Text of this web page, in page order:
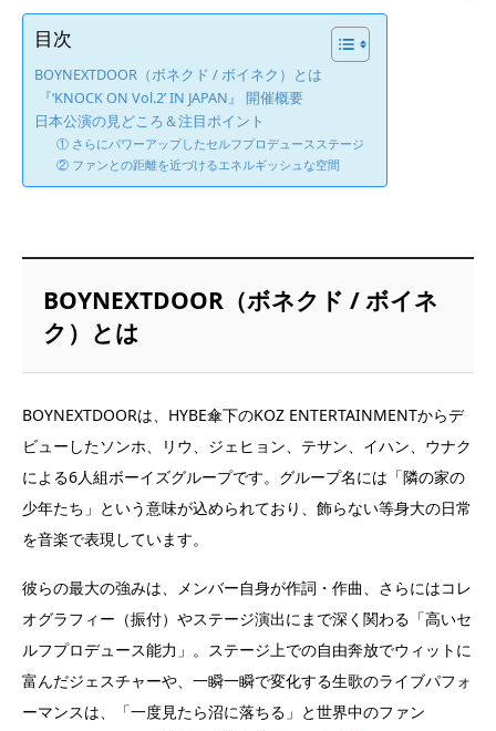
目次
BOYNEXTDOOR（ボネクド / ボイネク）とは
『‘KNOCK ON Vol.2’ IN JAPAN』 開催概要
日本公演の見どころ＆注目ポイント
① さらにパワーアップしたセルフプロデュースステージ
② ファンとの距離を近づけるエネルギッシュな空間
BOYNEXTDOOR（ボネクド / ボイネ
ク）とは
BOYNEXTDOORは、HYBE傘下のKOZ ENTERTAINMENTからデ
ビューしたソンホ、リウ、ジェヒョン、テサン、イハン、ウナク
による6人組ボーイズグループです。グループ名には「隣の家の
少年たち」という意味が込められており、飾らない等身大の日常
を音楽で表現しています。
彼らの最大の強みは、メンバー自身が作詞・作曲、さらにはコレ
オグラフィー（振付）やステージ演出にまで深く関わる「高いセ
ルフプロデュース能力」。ステージ上での自由奔放でウィットに
富んだジェスチャーや、一瞬一瞬で変化する生歌のライブパフォ
ーマンスは、「一度見たら沼に落ちる」と世界中のファン